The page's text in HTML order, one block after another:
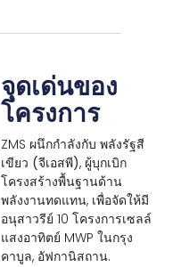
จุดเด่นของ
โครงการ
ZMS ผนึกกำลังกับพลังรัฐสี
เขียว (จีเอสพี), ผู้บุกเบิก
โครงสร้างพื้นฐานด้าน
พลังงานทดแทน, เพื่อจัดให้มี
อนุสาวรีย์ 10 โครงการเซลล์
แสงอาทิตย์ MWP ในกรุง
คาบูล, อัฟกานิสถาน.